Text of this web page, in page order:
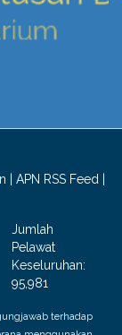
APN RSS Feed
Jumlah
Pelawat
Keseluruhan:
95,981
terhadap